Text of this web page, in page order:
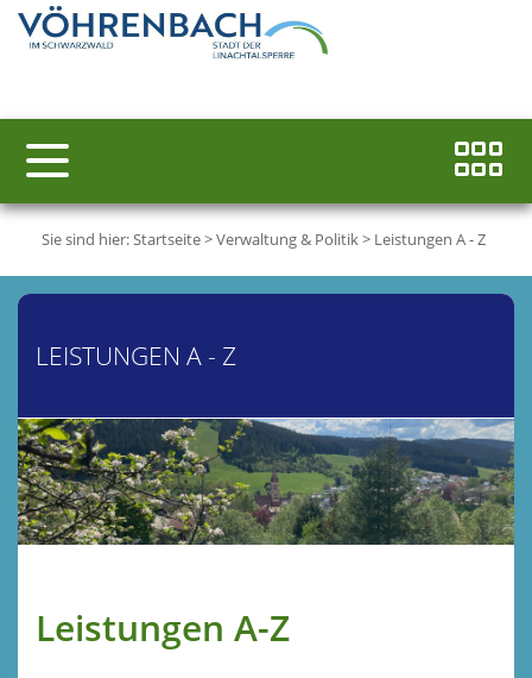
Sie sind hier:Startseite>Verwaltung & Politik> Leistungen A - Z
LEISTUNGEN A - Z
Leistungen A-Z